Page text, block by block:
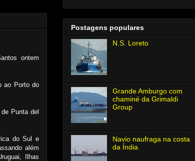
ontem
ao Porto do
Punta del
do Sul e
além
Ilhas
Postagens populares
N.S. Loreto
Grande Amburgo com
chaminé da Grimaldi
Group
Navio naufraga na costa
da Índia